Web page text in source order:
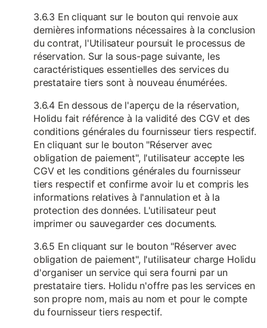
3.6.3 En cliquant sur le bouton qui renvoie aux
dernières informations nécessaires à la conclusion
du contrat, l'Utilisateur poursuit le processus de
réservation. Sur la sous-page suivante, les
caractéristiques essentielles des services du
prestataire tiers sont à nouveau énumérées.
3.6.4 En dessous de l'aperçu de la réservation,
Holidu fait référence à la validité des CGV et des
conditions générales du fournisseur tiers respectif.
En cliquant sur le bouton "Réserver avec
obligation de paiement", l'utilisateur accepte les
CGV et les conditions générales du fournisseur
tiers respectif et confirme avoir lu et compris les
informations relatives à l'annulation et à la
protection des données. L'utilisateur peut
imprimer ou sauvegarder ces documents.
3.6.5 En cliquant sur le bouton "Réserver avec
obligation de paiement", l'utilisateur charge Holidu
d'organiser un service qui sera fourni par un
prestataire tiers. Holidu n'offre pas les services en
son propre nom, mais au nom et pour le compte
du fournisseur tiers respectif.